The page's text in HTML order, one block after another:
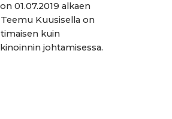
01.07.2019 alkaen
Kuusisella on
kuin
johtamisessa.